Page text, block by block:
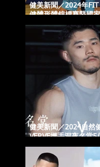
健美新聞／2024年FIT
健體形體錦標賽暨國
3/29前報名倒數中
健美新聞／2024自然
VERVE攜手深夜名堂
照